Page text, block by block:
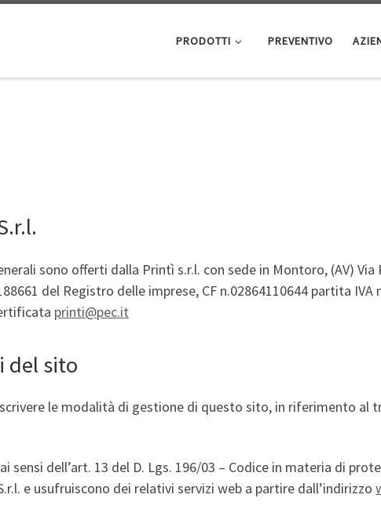
PRODOTTI PREVENTIVO
sono offerti dalla Printì s.r.l. con sede in Montoro, (AV) Via
del Registro delle imprese, CF n.02864110644 partita
printi@pec.it
del sito
le modalità di gestione di questo sito, in riferimento
sensi dell’art. 13 del D. Lgs. 196/03 – Codice in materia di
e usufruiscono dei relativi servizi web a partire dall’indirizzo